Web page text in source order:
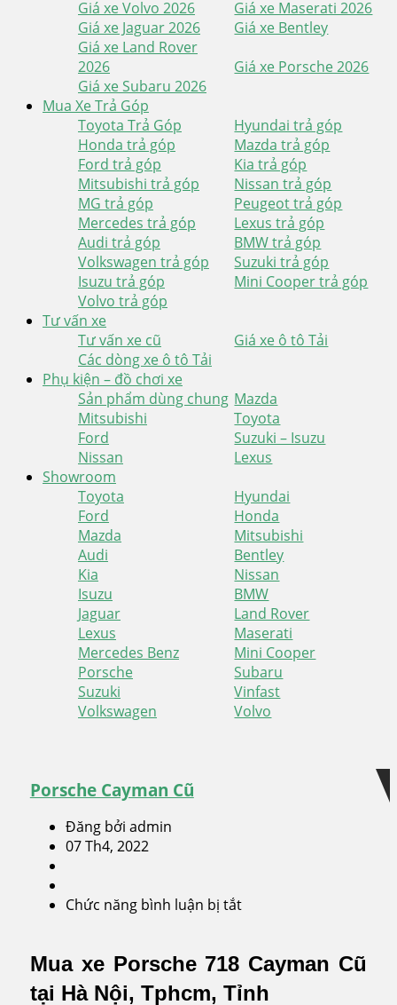
Giá xe Volvo 2026
Giá xe Maserati 2026
Giá xe Jaguar 2026
Giá xe Bentley
Giá xe Land Rover
2026
Giá xe Porsche 2026
Giá xe Subaru 2026
Mua Xe Trả Góp
Toyota Trả Góp
Hyundai trả góp
Honda trả góp
Mazda trả góp
Ford trả góp
Kia trả góp
Mitsubishi trả góp
Nissan trả góp
MG trả góp
Peugeot trả góp
Mercedes trả góp
Lexus trả góp
Audi trả góp
BMW trả góp
Volkswagen trả góp
Suzuki trả góp
Isuzu trả góp
Mini Cooper trả góp
Volvo trả góp
Tư vấn xe
Tư vấn xe cũ
Giá xe ô tô Tải
Các dòng xe ô tô Tải
Phụ kiện – đồ chơi xe
Sản phẩm dùng chung Mazda
Mitsubishi
Toyota
Ford
Suzuki – Isuzu
Nissan
Lexus
Showroom
Toyota
Hyundai
Ford
Honda
Mazda
Mitsubishi
Audi
Bentley
Kia
Nissan
Isuzu
BMW
Jaguar
Land Rover
Lexus
Maserati
Mercedes Benz
Mini Cooper
Porsche
Subaru
Suzuki
Vinfast
Volkswagen
Volvo
navigation
content
Porsche Cayman Cũ
Đăng bởi admin
07 Th4, 2022
Chức năng bình luận bị tắtở
Cũ
Mua xe Porsche 718 Cayman Cũ
tại Hà Nội, Tphcm, Tỉnh